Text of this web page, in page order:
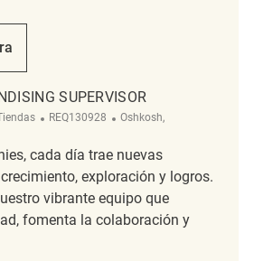
Associate REQ131688
Associate
SUPERVISOR
ReqId
REQ130928 Ubicación
Oshkosh,
cada día trae nuevas
exploración y logros.
vibrante equipo que
fomenta la colaboración y